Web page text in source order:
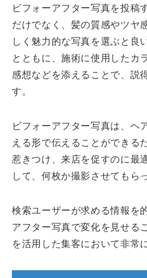
ビフォーアフター写真を投稿
だけでなく、髪の質感やツヤ
しく魅力的な写真を選ぶと良
とともに、施術に使用したカ
感想などを添えることで、説
す。
ビフォーアフター写真は、ヘ
える形で伝えることができる
惹きつけ、来店を促すのに最
して、何枚か撮影させてもら
検索ユーザーが求める情報を
アフター写真で変化を見せる
を活用した集客において非常